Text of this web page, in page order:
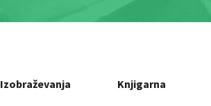
Izobraževanja Knjigarna